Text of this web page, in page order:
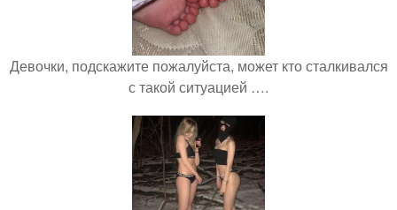
Девочки, подскажите пожалуйста, может кто сталкивался
с такой ситуацией ….